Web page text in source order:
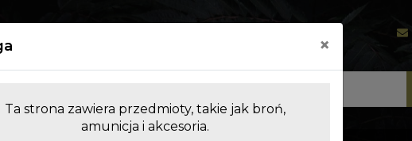
×
Ta strona zawiera przedmioty, takie jak broń,
amunicja i akcesoria.